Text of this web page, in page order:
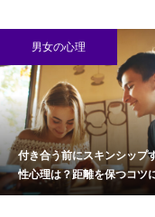
男女の心理
付き合う前にスキンシップ
性心理は？距離を保つコツ
て